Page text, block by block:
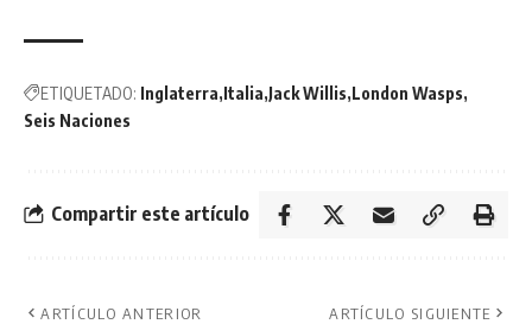
ETIQUETADO: Inglaterra Italia Jack Willis London Wasps
Seis Naciones
Compartir este artículo
ARTÍCULO ANTERIOR ARTÍCULO SIGUIENTE